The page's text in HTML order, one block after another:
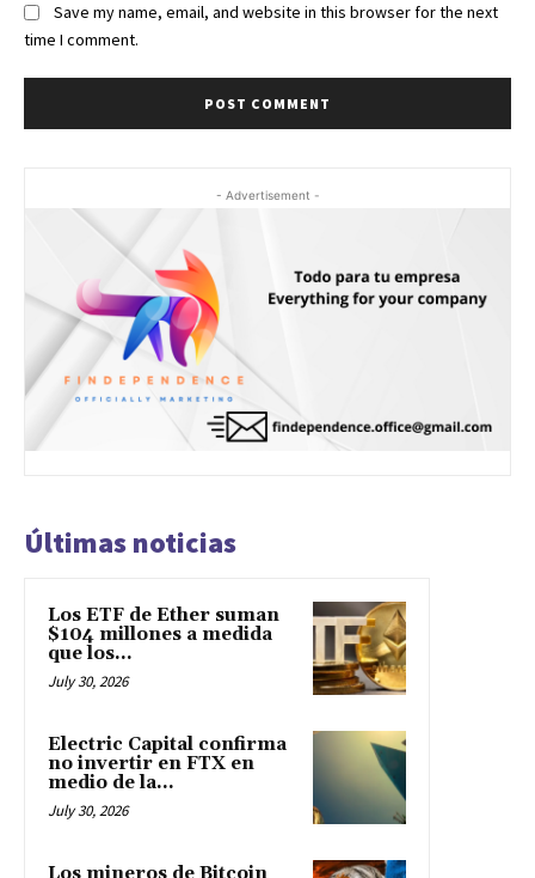
Save my name, email, and website in this browser for the next
time I comment.
- Advertisement -
Últimas noticias
Los ETF de Ether suman
$104 millones a medida
que los...
July 30, 2026
Electric Capital confirma
no invertir en FTX en
medio de la...
July 30, 2026